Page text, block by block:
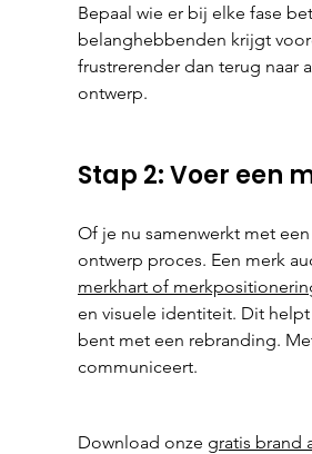
Bepaal wie er bij elke fase
belanghebbenden krijgt
frustrerender dan terug naar
ontwerp.
Stap 2: Voer een
Of je nu samenwerkt met
ontwerp proces. Een merk
merkhart of
en visuele identiteit. Dit
bent met een rebranding.
communiceert.
Download onze gratis brand